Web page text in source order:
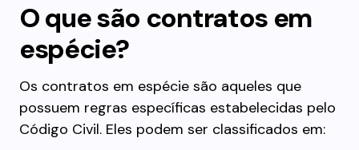
O que são contratos em
espécie?
Os contratos em espécie são aqueles que
possuem regras específicas estabelecidas pelo
Código Civil. Eles podem ser classificados em: